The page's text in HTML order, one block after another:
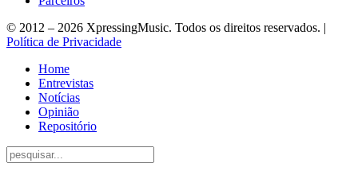
© 2012 – 2026 XpressingMusic. Todos os direitos reservados. |
Política de Privacidade
Home
Entrevistas
Notícias
Opinião
Repositório